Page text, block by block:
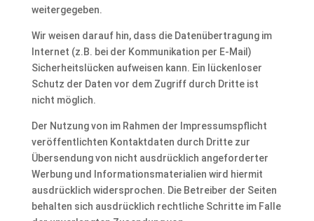
weitergegeben.
Wir weisen darauf hin, dass die Datenübertragung im
Internet (z.B. bei der Kommunikation per E-Mail)
Sicherheitslücken aufweisen kann. Ein lückenloser
Schutz der Daten vor dem Zugriff durch Dritte ist
nicht möglich.
Der Nutzung von im Rahmen der Impressumspflicht
veröffentlichten Kontaktdaten durch Dritte zur
Übersendung von nicht ausdrücklich angeforderter
Werbung und Informationsmaterialien wird hiermit
ausdrücklich widersprochen. Die Betreiber der Seiten
behalten sich ausdrücklich rechtliche Schritte im Falle